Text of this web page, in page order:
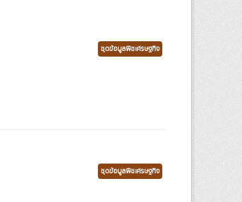
ชุดข้อมูลพืชเศรษฐกิจ
ชุดข้อมูลพืชเศรษฐกิจ